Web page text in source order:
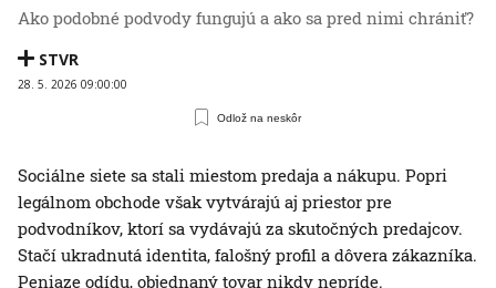
Ako podobné podvody fungujú a ako sa pred nimi chrániť?
STVR
28. 5. 2026 09:00:00
Odlož na neskôr
Sociálne siete sa stali miestom predaja a nákupu. Popri
legálnom obchode však vytvárajú aj priestor pre
podvodníkov, ktorí sa vydávajú za skutočných predajcov.
Stačí ukradnutá identita, falošný profil a dôvera zákazníka.
Peniaze odídu, objednaný tovar nikdy nepríde.